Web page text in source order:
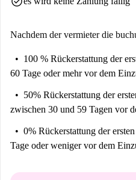
“
Calle De Mesonero Romanos,
Layout, individuelle AC-Einheiten
berühmtesten Sehenswürdigkeiten
Wir denken, es ist ideal für
Möglichkeiten in Bezug auf trendige
Nachdem der vermieter die
100 % Rückerstattung der
60 Tage oder mehr vor dem
50% Rückerstattung der
zwischen 30 und 59 Tagen vor
0% Rückerstattung der
Tage oder weniger vor dem